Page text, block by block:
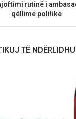
rutinë i
qëllime politike
TË